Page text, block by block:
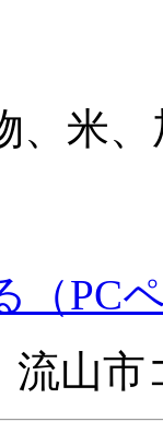
、米
（PC
山市